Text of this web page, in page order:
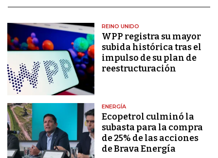
REINO UNIDO
WPP registra su mayor
subida histórica tras el
impulso de su plan de
reestructuración
ENERGÍA
Ecopetrol culminó la
subasta para la compra
de 25% de las acciones
de Brava Energía